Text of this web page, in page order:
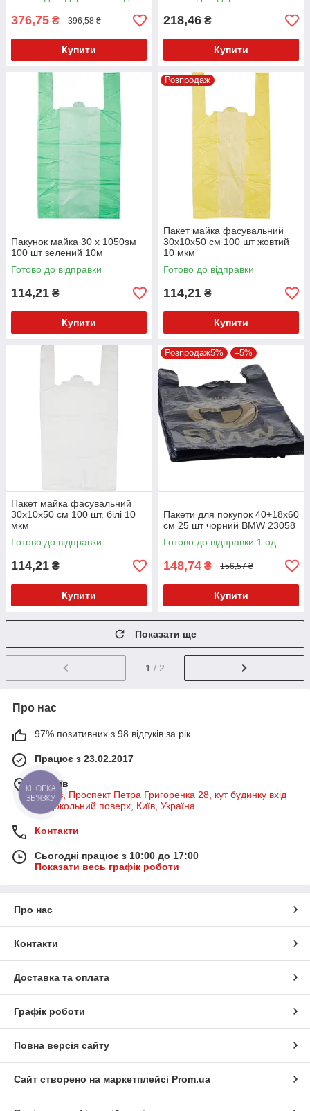
376,75 ₴ 396,58 ₴
Купити
218,46 ₴
Купити
Пакунок майка 30 x 1050sм
100 шт зелений 10м
Готово до відправки
114,21 ₴
Купити
Розпродаж
Пакет майка фасувальний
30х10х50 см 100 шт жовтий
10 мкм
Готово до відправки
114,21 ₴
Купити
Пакет майка фасувальний
30х10х50 см 100 шт. білі 10
мкм
Готово до відправки
114,21 ₴
Купити
Розпродаж5% –5%
Пакети для покупок 40+18х60
см 25 шт чорний BMW 23058
Готово до відправки 1 од.
148,74 ₴ 156,57 ₴
Купити
Показати ще
1 / 2
Про нас
97% позитивних з 98 відгуків за рік
Працює з 23.02.2017
м. Київ
м Київ, Проспект Петра Григоренка 28, кут будинку вхід
на цокольний поверх, Київ, Україна
Контакти
Сьогодні працює з 10:00 до 17:00
Показати весь графік роботи
Про нас
Контакти
Доставка та оплата
Графік роботи
Повна версія сайту
Сайт створено на маркетплейсі Prom.ua
КНОПКА
ЗВ'ЯЗКУ